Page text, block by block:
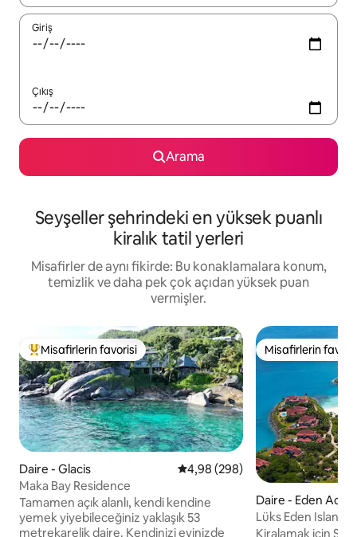
Giriş
Çıkış
Arama
Seyşeller şehrindeki en yüksek puanlı
kiralık tatil yerleri
Misafirler de aynı fikirde: Bu konaklamalara konum,
temizlik ve daha pek çok açıdan yüksek puan
vermişler.
Misafirlerin favorilerinden en beğenilenler arasında
Misafirlerin favorisi
Daire - Glacis 5 üzerinden ortalama 4,98
4,98 (298)
Maka Bay Residence
Tamamen açık alanlı, kendi kendine
yemek yiyebileceğiniz yaklaşık 53
metrekarelik daire. Kendinizi evinizde
Misafirlerin
Misafirlerin
Daire - Eden
Lüks Eden Island
Kat/Güvenli
Kiralamak için